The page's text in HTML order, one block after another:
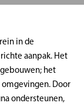
in de
aanpak. Het
het
Door
ondersteunen,